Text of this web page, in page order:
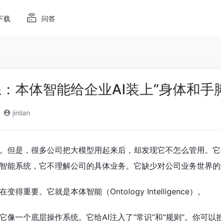
载 问答
本体智能给企业AI装上“身体和手
jinlian
但是，很多公司把大模型用起来后，却发现它不怎么管用。
能系统，它不理解公司的具体业务。它缺少对公司业务世界
变得重要。它就是本体智能（Ontology Intelligence）。
像一个底层操作系统。它给AI注入了“常识”和“规则”。你可